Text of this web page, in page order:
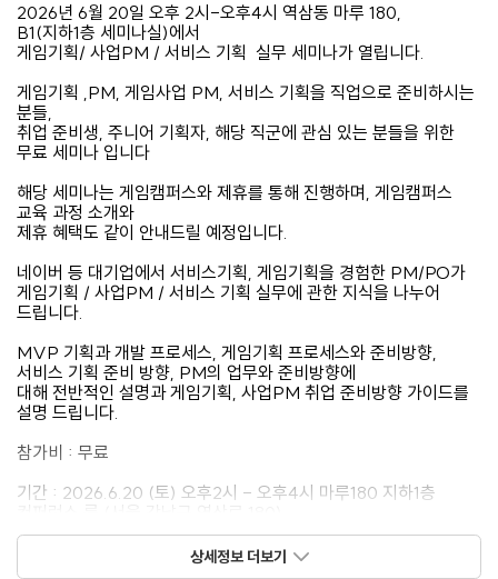
2026년 6월 20일 오후 2시-오후4시 역삼동 마루 180,
B1(지하1층 세미나실)에서
게임기획/ 사업PM / 서비스 기획 실무 세미나가 열립니다.
게임기획 ,PM, 게임사업 PM, 서비스 기획을 직업으로 준비하시는
분들,
취업 준비생, 주니어 기획자, 해당 직군에 관심 있는 분들을 위한
무료 세미나 입니다
해당 세미나는 게임캠퍼스와 제휴를 통해 진행하며, 게임캠퍼스
교육 과정 소개와
제휴 혜택도 같이 안내드릴 예정입니다.
네이버 등 대기업에서 서비스기획, 게임기획을 경험한 PM/PO가
게임기획 / 사업PM / 서비스 기획 실무에 관한 지식을 나누어
드립니다.
MVP 기획과 개발 프로세스, 게임기획 프로세스와 준비방향,
서비스 기획 준비 방향, PM의 업무와 준비방향에
대해 전반적인 설명과 게임기획, 사업PM 취업 준비방향 가이드를
설명 드립니다.
참가비 : 무료
기간 : 2026.6.20 (토) 오후2시 - 오후4시 마루180 지하1층
세미나 내용 : 게임기획과 사업 PM 실무/ 게임기획 구조 잡기 /
서비스 기획 프로세스
상세정보 더보기